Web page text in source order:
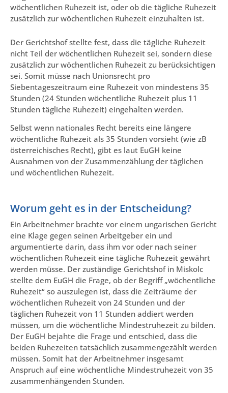
wöchentlichen Ruhezeit ist, oder ob die tägliche Ruhezeit
zusätzlich zur wöchentlichen Ruhezeit einzuhalten ist.
Der Gerichtshof stellte fest, dass die tägliche Ruhezeit
nicht Teil der wöchentlichen Ruhezeit sei, sondern diese
zusätzlich zur wöchentlichen Ruhezeit zu berücksichtigen
sei. Somit müsse nach Unionsrecht pro
Siebentageszeitraum eine Ruhezeit von mindestens 35
Stunden (24 Stunden wöchentliche Ruhezeit plus 11
Stunden tägliche Ruhezeit) eingehalten werden.
Selbst wenn nationales Recht bereits eine längere
wöchentliche Ruhezeit als 35 Stunden vorsieht (wie zB
österreichisches Recht), gibt es laut EuGH keine
Ausnahmen von der Zusammenzählung der täglichen
und wöchentlichen Ruhezeit.
Worum geht es in der Entscheidung?
Ein Arbeitnehmer brachte vor einem ungarischen Gericht
eine Klage gegen seinen Arbeitgeber ein und
argumentierte darin, dass ihm vor oder nach seiner
wöchentlichen Ruhezeit eine tägliche Ruhezeit gewährt
werden müsse. Der zuständige Gerichtshof in Miskolc
stellte dem EuGH die Frage, ob der Begriff „wöchentliche
Ruhezeit“ so auszulegen ist, dass die Zeiträume der
wöchentlichen Ruhezeit von 24 Stunden und der
täglichen Ruhezeit von 11 Stunden addiert werden
müssen, um die wöchentliche Mindestruhezeit zu bilden.
Der EuGH bejahte die Frage und entschied, dass die
beiden Ruhezeiten tatsächlich zusammengezählt werden
müssen. Somit hat der Arbeitnehmer insgesamt
Anspruch auf eine wöchentliche Mindestruhezeit von 35
zusammenhängenden Stunden.